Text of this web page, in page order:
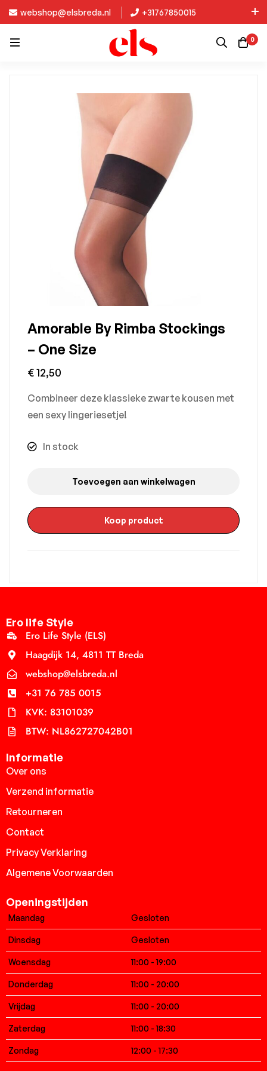
webshop@elsbreda.nl
+31767850015
Nieuw in de collectie: Kinky Diva!
0
Amorable By Rimba Stockings
– One Size
€12,50
Combineer deze klassieke zwarte kousen met
een sexy lingeriesetje!
In stock
Toevoegen aan winkelwagen
Koop product
Ero life Style
Ero Life Style (ELS)
Haagdijk 14, 4811 TT Breda
webshop@elsbreda.nl
+31 76 785 0015
KVK: 83101039
BTW: NL862727042B01
Informatie
Over ons
Verzend informatie
Retourneren
Contact
Privacy Verklaring
Algemene Voorwaarden
Openingstijden
Maandag Gesloten
Dinsdag Gesloten
Woensdag 11:00 - 19:00
Donderdag 11:00 - 20:00
Vrijdag 11:00 - 20:00
Zaterdag 11:00 - 18:30
Zondag 12:00 - 17:30